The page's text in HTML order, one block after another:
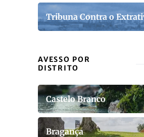
Tribuna Contra o
AVESSO POR
DISTRITO
Castelo Branco
Bragança